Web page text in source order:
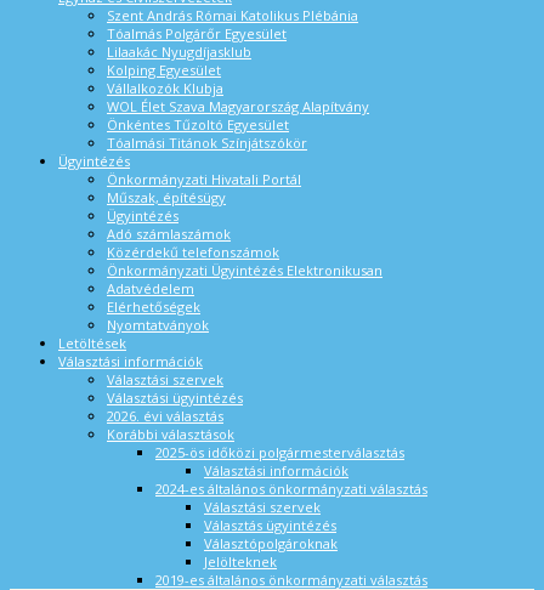
Szent András Római Katolikus Plébánia
Tóalmás Polgárőr Egyesület
Lilaakác Nyugdíjasklub
Kolping Egyesület
Vállalkozók Klubja
WOL Élet Szava Magyarország Alapítvány
Önkéntes Tűzoltó Egyesület
Tóalmási Titánok Színjátszókör
Ügyintézés
Önkormányzati Hivatali Portál
Műszak, építésügy
Ügyintézés
Adó számlaszámok
Közérdekű telefonszámok
Önkormányzati Ügyintézés Elektronikusan
Adatvédelem
Elérhetőségek
Nyomtatványok
Letöltések
Választási információk
Választási szervek
Választási ügyintézés
2026. évi választás
Korábbi választások
2025-ös időközi polgármesterválasztás
Választási információk
2024-es általános önkormányzati választás
Választási szervek
Választás ügyintézés
Választópolgároknak
Jelölteknek
2019-es általános önkormányzati választás